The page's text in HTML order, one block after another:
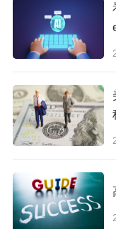
二者在入驻资质
方面有所不同，
扶持与增长红利
相关文章推荐：
量